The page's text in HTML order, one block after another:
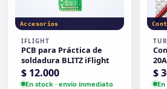
Accesorios
IFLIGHT
PCB para Práctica de
soldadura BLITZ iFlight
$ 12.000
En stock · envío inmediato
$